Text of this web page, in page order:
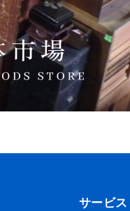
サービス